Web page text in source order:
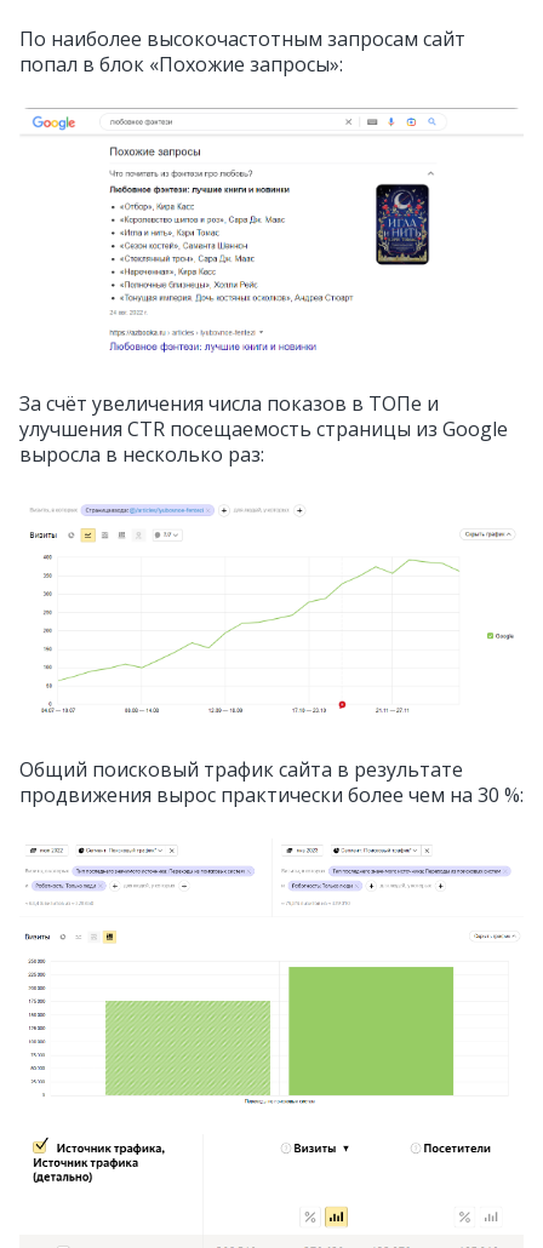
По наиболее высокочастотным запросам сайт
попал в блок «Похожие запросы»:
За счёт увеличения числа показов в ТОПе и
улучшения CTR посещаемость страницы из Google
выросла в несколько раз:
Общий поисковый трафик сайта в результате
продвижения вырос практически более чем на 30 %: